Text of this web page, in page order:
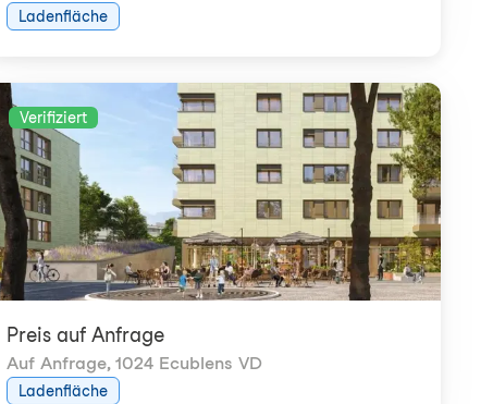
Ladenfläche
Verifiziert
Preis auf Anfrage
Auf Anfrage, 1024 Ecublens VD
Ladenfläche